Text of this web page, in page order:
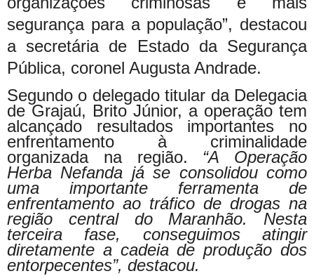
segurança para a população”, destacou
a secretária de Estado da Segurança
Pública, coronel Augusta Andrade.
Segundo o delegado titular da Delegacia
de Grajaú, Brito Júnior, a operação tem
alcançado resultados importantes no
enfrentamento à criminalidade
organizada na região. “A Operação
Herba Nefanda já se consolidou como
uma importante ferramenta de
enfrentamento ao tráfico de drogas na
região central do Maranhão. Nesta
terceira fase, conseguimos atingir
diretamente a cadeia de produção dos
entorpecentes”, destacou.